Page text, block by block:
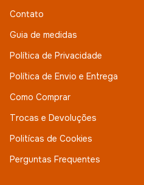
Contato
Guia de medidas
Política de Privacidade
Política de Envio e Entrega
Como Comprar
Trocas e Devoluções
Politícas de Cookies
Perguntas Frequentes